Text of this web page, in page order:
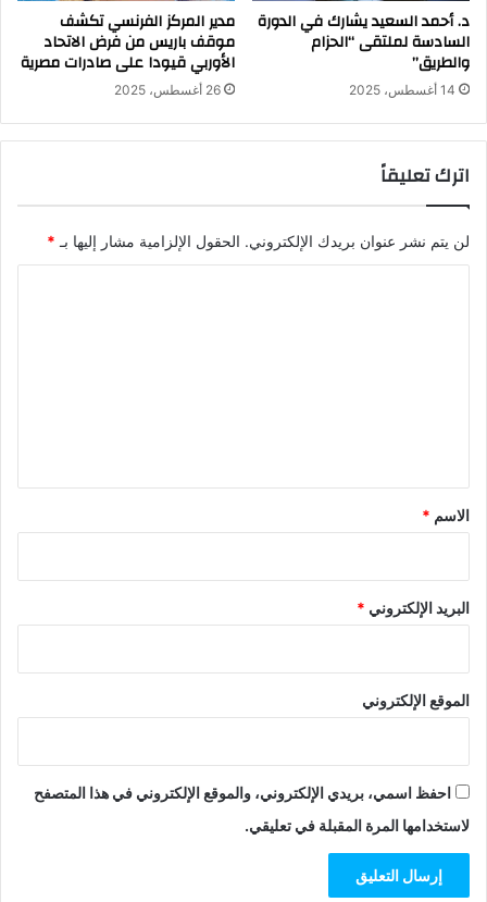
د. أحمد السعيد يشارك في الدورة
السادسة لملتقى “الحزام
والطريق”
14 أغسطس، 2025
مدير المركز الفرنسي تكشف
موقف باريس من فرض الاتحاد
الأوربي قيودا على صادرات مصرية
26 أغسطس، 2025
اترك تعليقاً
لن يتم نشر عنوان بريدك الإلكتروني. الحقول الإلزامية مشار إليها بـ *
*
الاسم *
البريد الإلكتروني *
الموقع الإلكتروني
احفظ اسمي، بريدي الإلكتروني، والموقع الإلكتروني في هذا المتصفح
لاستخدامها المرة المقبلة في تعليقي.